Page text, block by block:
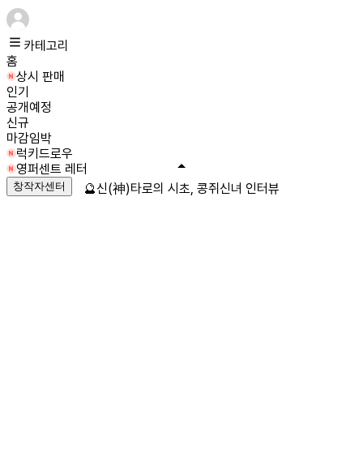
카테고리
홈
상시 판매
인기
공개예정
신규
마감임박
럭키드로우
영퍼센트 레터
창작자센터 🔮신(神)타로의 시초, 콩쥐신녀 인터뷰